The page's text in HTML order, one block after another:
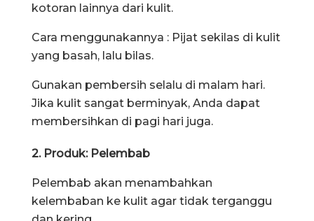
kotoran lainnya dari kulit.
Cara menggunakannya : Pijat sekilas di kulit
yang basah, lalu bilas.
Gunakan pembersih selalu di malam hari.
Jika kulit sangat berminyak, Anda dapat
membersihkan di pagi hari juga.
2. Produk: Pelembab
Pelembab akan menambahkan
kelembaban ke kulit agar tidak terganggu